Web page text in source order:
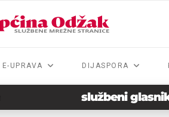
E-UPRAVA DIJASPORA
službeni